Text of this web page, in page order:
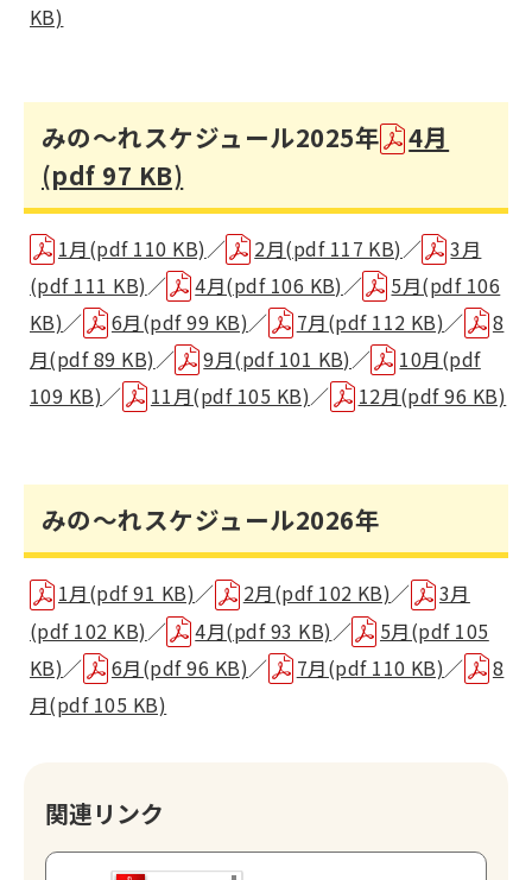
KB)
みの～れスケジュール2025年
4月
(pdf 97 KB)
1月(pdf 110 KB)／ 2月(pdf 117 KB)／
3月
(pdf 111 KB)／ 4月(pdf 106 KB)／
5月(pdf 106
KB)／ 6月(pdf 99 KB)／ 7月(pdf 112 KB)／
8
月(pdf 89 KB)／ 9月(pdf 101 KB)／
10月(pdf
109 KB)／ 11月(pdf 105 KB)／ 12月(pdf 96 KB)
みの～れスケジュール2026年
1月(pdf 91 KB)／ 2月(pdf 102 KB)／
3月
(pdf 102 KB)／ 4月(pdf 93 KB)／
5月(pdf 105
KB)／ 6月(pdf 96 KB)／ 7月(pdf 110 KB)／
8
月(pdf 105 KB)
関連リンク